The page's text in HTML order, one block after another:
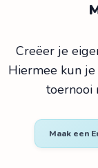
Creëer je
Hiermee kun
toernooi
Maak een